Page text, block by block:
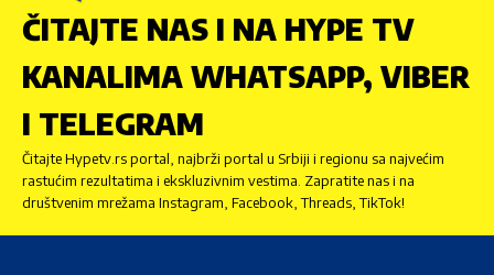
ČITAJTE NAS I NA HYPE TV
KANALIMA WHATSAPP, VIBER
I TELEGRAM
Čitajte Hypetv.rs portal, najbrži portal u Srbiji i regionu sa najvećim
rastućim rezultatima i ekskluzivnim vestima. Zapratite nas i na
društvenim mrežama Instagram, Facebook, Threads, TikTok!